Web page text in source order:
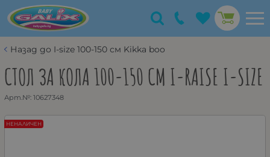
Назад до I-size 100-150 см Kikka boo
СТОЛ ЗА КОЛА 100-150 СМ I-RAISE I-SIZE
Арт.№: 10627348
НЕНАЛИЧЕН